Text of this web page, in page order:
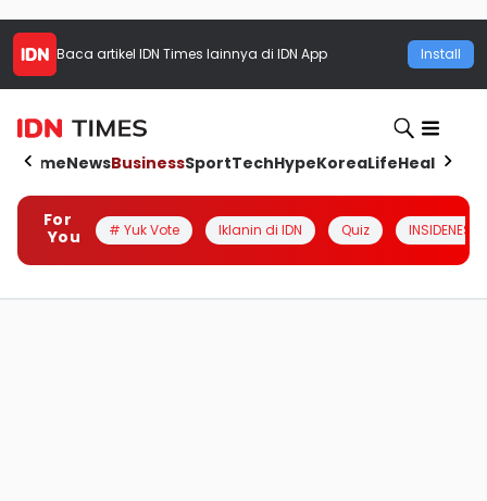
Baca artikel IDN Times lainnya di IDN App Install
HomeNewsBusinessSportTechHypeKoreaLifeHealth
For
You
# Yuk Vote Iklanin di IDN Quiz INSIDENESIA